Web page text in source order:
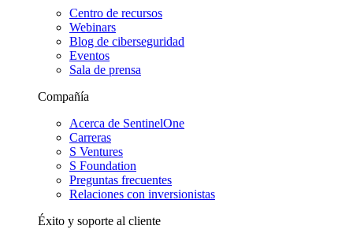
Centro de recursos
Webinars
Blog de ciberseguridad
Eventos
Sala de prensa
Compañía
Acerca de SentinelOne
Carreras
S Ventures
S Foundation
Preguntas frecuentes
Relaciones con inversionistas
Éxito y soporte al cliente